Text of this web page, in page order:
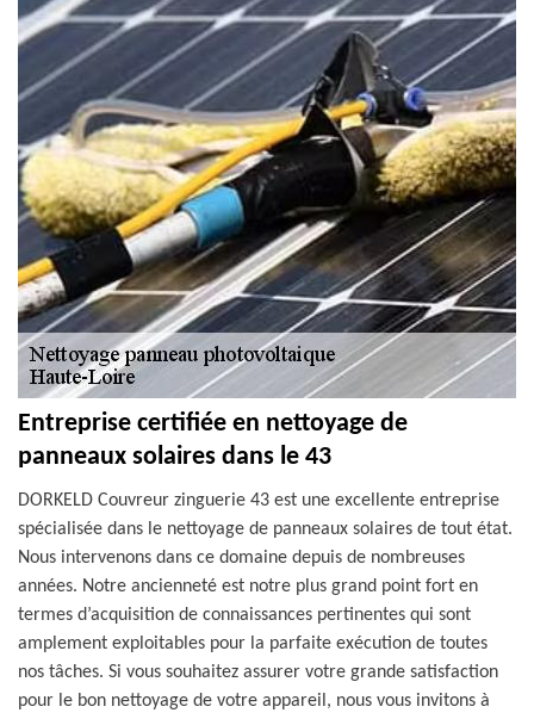
Entreprise certifiée en nettoyage de
panneaux solaires dans le 43
DORKELD Couvreur zinguerie 43 est une excellente entreprise
spécialisée dans le nettoyage de panneaux solaires de tout état.
Nous intervenons dans ce domaine depuis de nombreuses
années. Notre ancienneté est notre plus grand point fort en
termes d’acquisition de connaissances pertinentes qui sont
amplement exploitables pour la parfaite exécution de toutes
nos tâches. Si vous souhaitez assurer votre grande satisfaction
pour le bon nettoyage de votre appareil, nous vous invitons à